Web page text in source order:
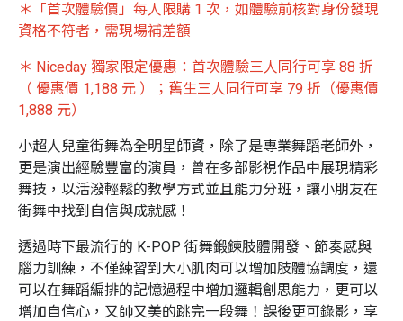
＊
「首次體驗價」每人限購 1 次，如體驗前核對身份發現
資格不符者，需現場補差額
＊ Niceday 獨家限定優惠： 首次體驗三人同行可享 88 折
（ 優惠價 1,188 元 ）；舊生三人同行可享 79 折（優惠價
1,888 元）
小超人兒童街舞為全明星師資，除了是專業舞蹈老師外，
更是演出經驗豐富的演員，曾在多部影視作品中展現精彩
舞技，以活潑輕鬆的教學方式並且能力分班，讓小朋友在
街舞中找到自信與成就感！
透過時下最流行的 K-POP 街舞鍛鍊肢體開發、節奏感與
腦力訓練，不僅練習到大小肌肉可以增加肢體協調度，還
可以在舞蹈編排的記憶過程中增加邏輯創思能力，更可以
增加自信心，又帥又美的跳完一段舞！ 課後更可錄影，享